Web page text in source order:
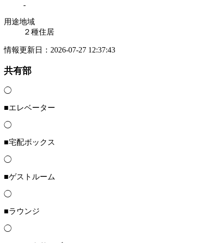
-
用途地域
２種住居
情報更新日：2026-07-27 12:37:43
共有部
◯
■エレベーター
◯
■宅配ボックス
◯
■ゲストルーム
◯
■ラウンジ
◯